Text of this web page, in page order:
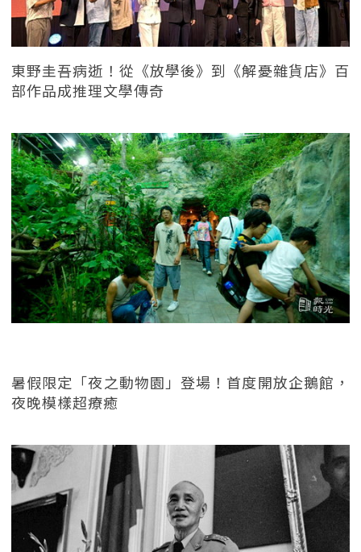
東野圭吾病逝！從《放學後》到《解憂雜貨店》百
部作品成推理文學傳奇
暑假限定「夜之動物園」登場！首度開放企鵝館，
夜晚模樣超療癒